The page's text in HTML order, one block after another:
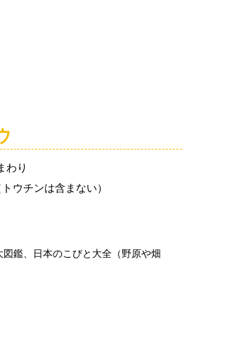
わり
ウチンは含まない）
図鑑、日本のこびと大全（野原や畑